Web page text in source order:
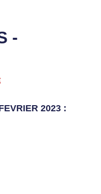
-
2023 :